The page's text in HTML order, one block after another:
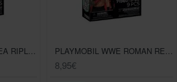
PLAYMOBIL WWE RHEA RIPLEY PLAYMOBIL WWE ROMAN REIGNS
8,95€